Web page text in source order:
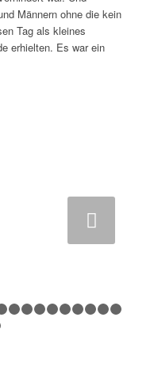
Männern ohne die kein
Tag als kleines
erhielten. Es war ein
8 9 1011121314151617